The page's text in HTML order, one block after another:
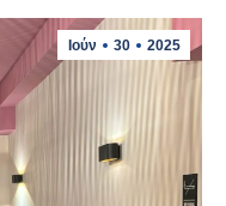
Ιούν 30 2025